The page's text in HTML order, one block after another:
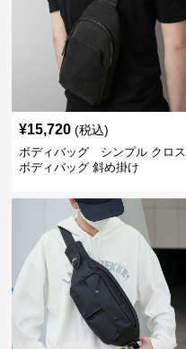
¥15,720 (税込)
ボディバッグ シンプル クロス
ボディバッグ 斜め掛け